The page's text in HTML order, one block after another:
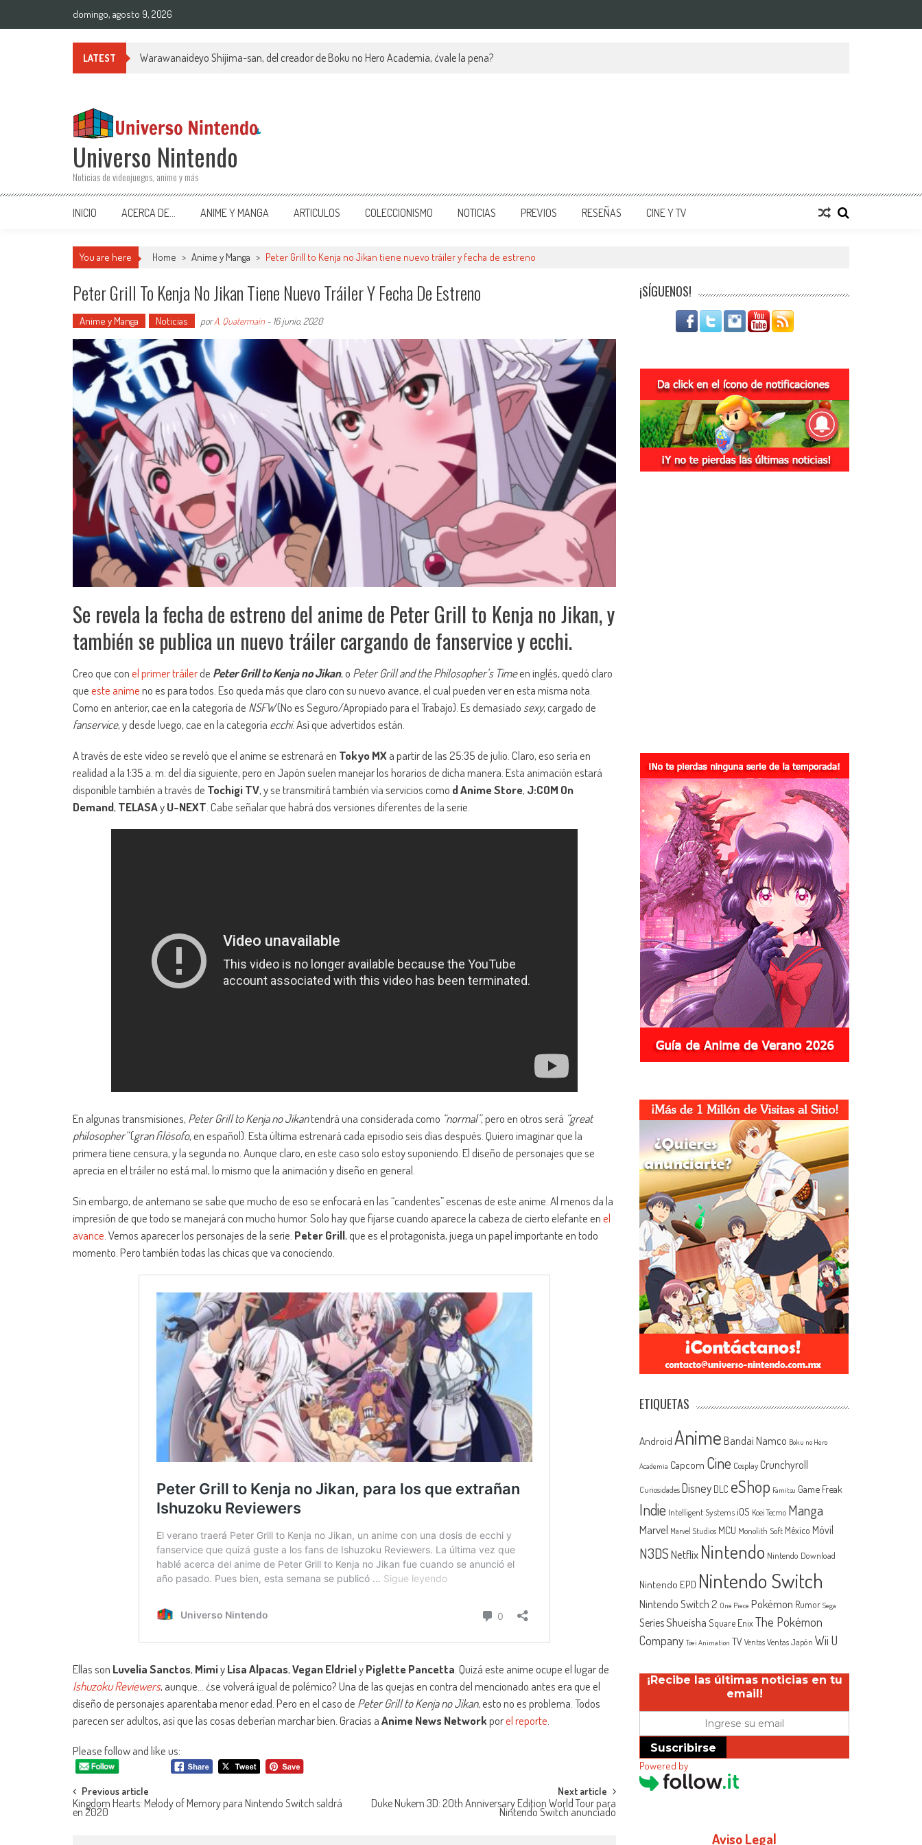
domingo, agosto 9, 2026
LATEST Jueves de Nintendo Download en la eShop [06/08/2026]
Universo Nintendo
Noticias de videojuegos, anime y más
INICIO ACERCA DE… ANIME Y MANGA ARTICULOS COLECCIONISMO NOTICIAS PREVIOS RESEÑAS CINE Y TV
You are here Home > Anime y Manga > Peter Grill to Kenja no Jikan tiene nuevo tráiler y fecha de estreno
Peter Grill To Kenja No Jikan Tiene Nuevo Tráiler Y Fecha De Estreno
Anime y Manga Noticias porA. Quatermain - 16 junio, 2020
Se revela la fecha de estreno del anime de Peter Grill to Kenja no Jikan, y
también se publica un nuevo tráiler cargando de fanservice y ecchi.
Creo que conel primer tráilerde Peter Grill to Kenja no Jikan, o Peter Grill and the Philosopher’s Timeen inglés, quedó claro
queeste animeno es para todos. Eso queda más que claro con su nuevo avance, el cual pueden ver en esta misma nota.
Como en anterior, cae en la categoría de NSFW(No es Seguro/Apropiado para el Trabajo). Es demasiado sexy, cargado de
fanservice, y desde luego, cae en la categoría ecchi. Así que advertidos están.
A través de este video se reveló que el anime se estrenará en Tokyo MX a partir de las 25:35 de julio. Claro, eso sería en
realidad a la 1:35 a. m. del día siguiente, pero en Japón suelen manejar los horarios de dicha manera. Esta animación estará
disponible también a través de Tochigi TV, y se transmitirá también vía servicios como d Anime Store, J:COM On
Demand, TELASAyU-NEXT. Cabe señalar que habrá dos versiones diferentes de la serie.
En algunas transmisiones, Peter Grill to Kenja no Jikantendrá una considerada como “normal”, pero en otros será “great
philosopher”(gran filósofo, en español). Esta última estrenará cada episodio seis días después. Quiero imaginar que la
primera tiene censura, y la segunda no. Aunque claro, en este caso solo estoy suponiendo. El diseño de personajes que se
aprecia en el tráiler no está mal, lo mismo que la animación y diseño en general.
Sin embargo, de antemano se sabe que mucho de eso se enfocará en las “candentes” escenas de este anime. Al menos da la
impresión de que todo se manejará con mucho humor. Solo hay que fijarse cuando aparece la cabeza de cierto elefante enel
avance. Vemos aparecer los personajes de la serie. Peter Grill, que es el protagonista, juega un papel importante en todo
momento. Pero también todas las chicas que va conociendo.
Ellas son Luvelia Sanctos, MimiyLisa Alpacas,Vegan EldrielyPiglette Pancetta. Quizá este anime ocupe el lugar de
Ishuzoku Reviewers, aunque… ¿se volverá igual de polémico? Una de las quejas en contra del mencionado antes era que el
diseño de personajes aparentaba menor edad. Pero en el caso de Peter Grill to Kenja no Jikan, esto no es problema. Todos
parecen ser adultos, así que las cosas deberían marchar bien. Gracias aAnime News Networkporel reporte.
Please follow and like us:
Navegación de entradas
Previous article
Kingdom Hearts: Melody of Memory para Nintendo Switch saldrá
en 2020
Next article
Duke Nukem 3D: 20th Anniversary Edition World Tour para
Nintendo Switch anunciado
¡SÍGUENOS!
ETIQUETAS
Android Anime Bandai Namco Boku no Hero
Academia Capcom Cine Cosplay Crunchyroll
Curiosidades Disney DLC eShop Famitsu Game Freak
Indie Intelligent Systems iOS Koei Tecmo Manga
Marvel Marvel Studios MCU Monolith Soft México Móvil
N3DSNetflix Nintendo Nintendo Download
Nintendo EPD Nintendo Switch
Nintendo Switch 2 One Piece Pokémon Rumor Sega
SeriesShueisha Square EnixThe Pokémon
Company Toei Animation TV Ventas Ventas Japón Wii U
¡Recibe las últimas noticias en tu
email!
Suscribirse
Powered by
Aviso Legal